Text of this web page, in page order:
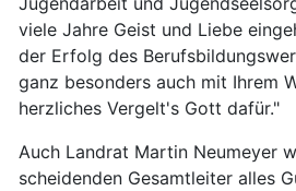
viele Jahre Geist und Liebe
der Erfolg des
ganz besonders auch mit Ihrem
herzliches Vergelt's Gott dafür."
Auch Landrat Martin Neumeyer
scheidenden Gesamtleiter alles